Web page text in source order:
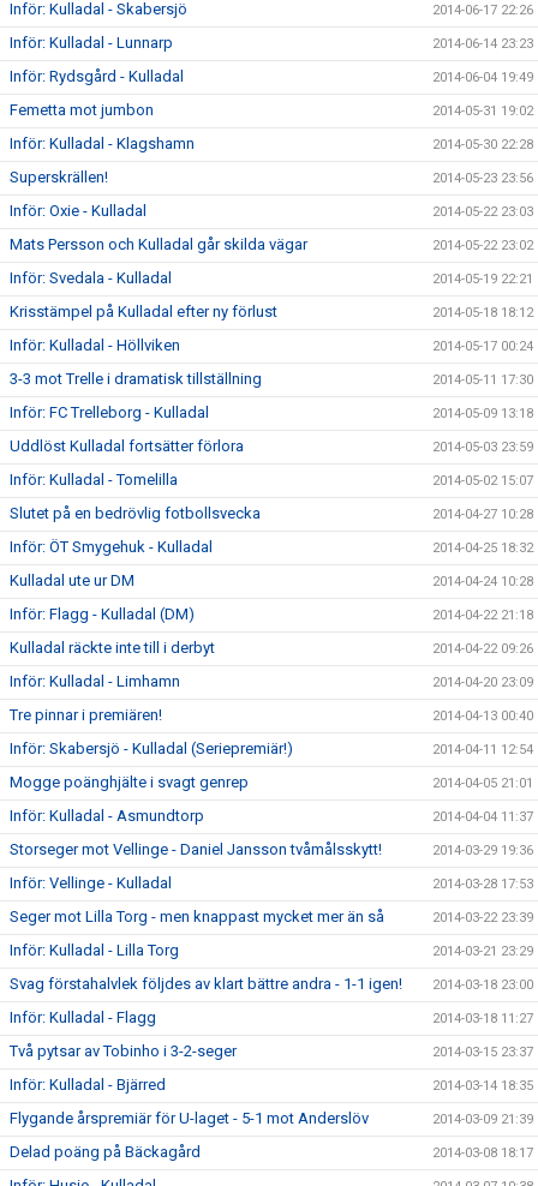
Inför: Kulladal - Skabersjö 2014-06-17 22:26
Inför: Kulladal - Lunnarp 2014-06-14 23:23
Inför: Rydsgård - Kulladal 2014-06-04 19:49
Femetta mot jumbon 2014-05-31 19:02
Inför: Kulladal - Klagshamn 2014-05-30 22:28
Superskrällen! 2014-05-23 23:56
Inför: Oxie - Kulladal 2014-05-22 23:03
Mats Persson och Kulladal går skilda vägar 2014-05-22 23:02
Inför: Svedala - Kulladal 2014-05-19 22:21
Krisstämpel på Kulladal efter ny förlust 2014-05-18 18:12
Inför: Kulladal - Höllviken 2014-05-17 00:24
3-3 mot Trelle i dramatisk tillställning 2014-05-11 17:30
Inför: FC Trelleborg - Kulladal 2014-05-09 13:18
Uddlöst Kulladal fortsätter förlora 2014-05-03 23:59
Inför: Kulladal - Tomelilla 2014-05-02 15:07
Slutet på en bedrövlig fotbollsvecka 2014-04-27 10:28
Inför: ÖT Smygehuk - Kulladal 2014-04-25 18:32
Kulladal ute ur DM 2014-04-24 10:28
Inför: Flagg - Kulladal (DM) 2014-04-22 21:18
Kulladal räckte inte till i derbyt 2014-04-22 09:26
Inför: Kulladal - Limhamn 2014-04-20 23:09
Tre pinnar i premiären! 2014-04-13 00:40
Inför: Skabersjö - Kulladal (Seriepremiär!) 2014-04-11 12:54
Mogge poänghjälte i svagt genrep 2014-04-05 21:01
Inför: Kulladal - Asmundtorp 2014-04-04 11:37
Storseger mot Vellinge - Daniel Jansson tvåmålsskytt! 2014-03-29 19:36
Inför: Vellinge - Kulladal 2014-03-28 17:53
Seger mot Lilla Torg - men knappast mycket mer än så 2014-03-22 23:39
Inför: Kulladal - Lilla Torg 2014-03-21 23:29
Svag förstahalvlek följdes av klart bättre andra - 1-1 igen! 2014-03-18 23:00
Inför: Kulladal - Flagg 2014-03-18 11:27
Två pytsar av Tobinho i 3-2-seger 2014-03-15 23:37
Inför: Kulladal - Bjärred 2014-03-14 18:35
Flygande årspremiär för U-laget - 5-1 mot Anderslöv 2014-03-09 21:39
Delad poäng på Bäckagård 2014-03-08 18:17